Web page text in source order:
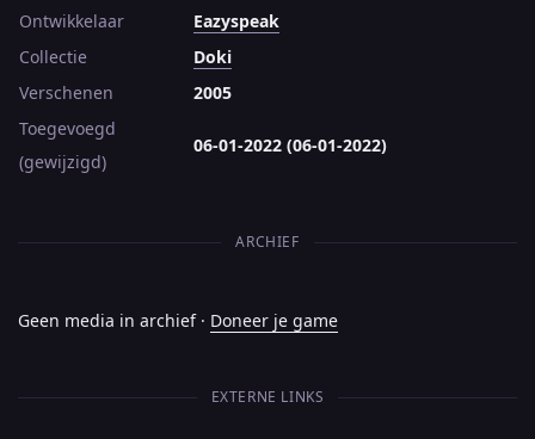
Ontwikkelaar
Eazyspeak
Collectie
Doki
Verschenen
2005
Toegevoegd
(gewijzigd)
06-01-2022 (06-01-2022)
ARCHIEF
Geen media in archief · Doneer je game
EXTERNE LINKS